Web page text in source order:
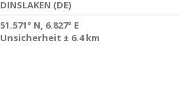
DINSLAKEN (DE)
51.571° N, 6.827° E
Unsicherheit ± 6.4 km